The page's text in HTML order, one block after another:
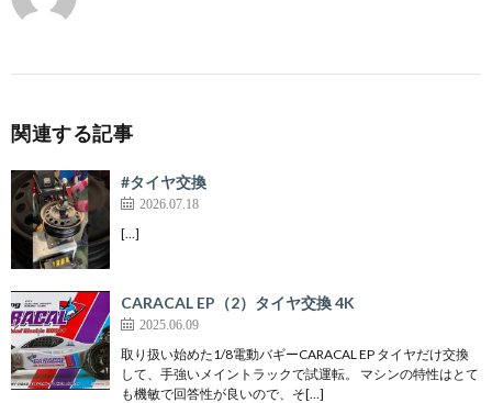
関連する記事
#タイヤ交換
2026.07.18
[…]
CARACAL EP（2）タイヤ交換 4K
2025.06.09
取り扱い始めた1/8電動バギーCARACAL EP タイヤだけ交換
して、手強いメイントラックで試運転。 マシンの特性はとて
も機敏で回答性が良いので、そ[…]